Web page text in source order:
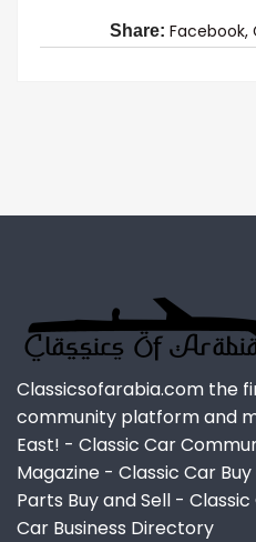
Share: Facebook,
Classicsofarabia.com the
community platform and
East! - Classic Car
Magazine - Classic Car
Parts Buy and Sell -
Car Business Directory